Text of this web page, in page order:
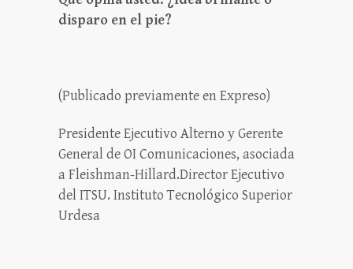
disparo en el pie?
(Publicado previamente en Expreso)
Presidente Ejecutivo Alterno y Gerente
General de OI Comunicaciones, asociada
a Fleishman-Hillard.Director Ejecutivo
del ITSU. Instituto Tecnológico Superior
Urdesa